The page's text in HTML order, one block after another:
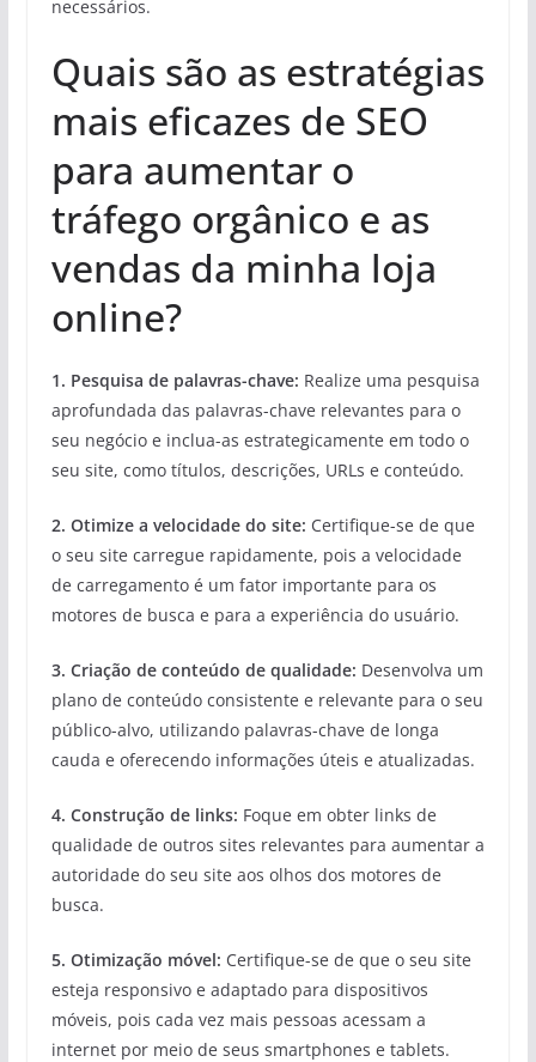
necessários.
Quais são as estratégias
mais eficazes de SEO
para aumentar o
tráfego orgânico e as
vendas da minha loja
online?
1. Pesquisa de palavras-chave: Realize uma pesquisa
aprofundada das palavras-chave relevantes para o
seu negócio e inclua-as estrategicamente em todo o
seu site, como títulos, descrições, URLs e conteúdo.
2. Otimize a velocidade do site: Certifique-se de que
o seu site carregue rapidamente, pois a velocidade
de carregamento é um fator importante para os
motores de busca e para a experiência do usuário.
3. Criação de conteúdo de qualidade: Desenvolva um
plano de conteúdo consistente e relevante para o seu
público-alvo, utilizando palavras-chave de longa
cauda e oferecendo informações úteis e atualizadas.
4. Construção de links: Foque em obter links de
qualidade de outros sites relevantes para aumentar a
autoridade do seu site aos olhos dos motores de
busca.
5. Otimização móvel: Certifique-se de que o seu site
esteja responsivo e adaptado para dispositivos
móveis, pois cada vez mais pessoas acessam a
internet por meio de seus smartphones e tablets.